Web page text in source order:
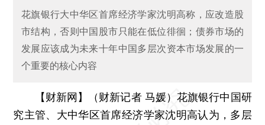
花旗银行大中华区首席经济学家沈明高称，应改造股
市结构，否则中国股市只能在低位徘徊；债券市场的
发展应该成为未来十年中国多层次资本市场发展的一
个重要的核心内容
【财新网】（财新记者 马媛）花旗银行中国研
究主管、大中华区首席经济学家沈明高认为，多层